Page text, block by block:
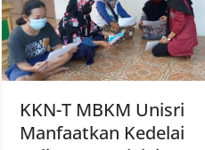
KKN-T MBKM Unisri
Manfaatkan Kedelai